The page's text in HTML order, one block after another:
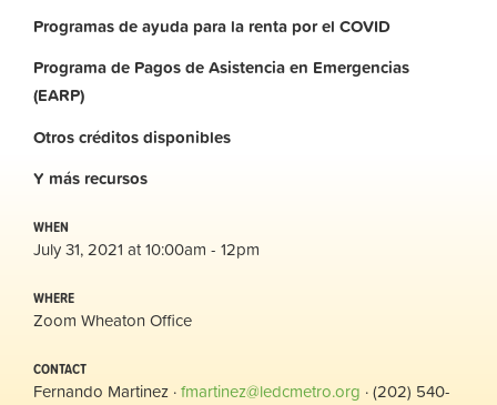
Programas de ayuda para la renta por el COVID
Programa de Pagos de Asistencia en Emergencias
(EARP)
Otroscréditosdisponibles
Y más recursos
WHEN
July 31, 2021 at 10:00am - 12pm
WHERE
Zoom Wheaton Office
CONTACT
Fernando Martinez ·fmartinez@ledcmetro.org · (202) 540-